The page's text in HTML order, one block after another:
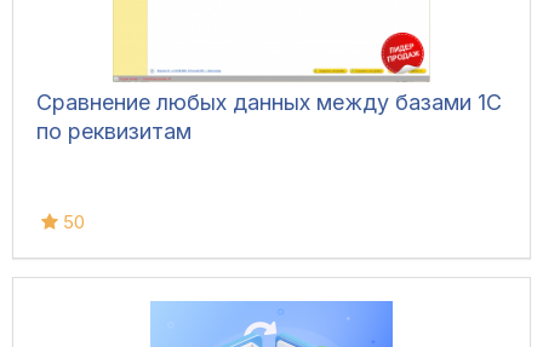
Сравнение любых данных между базами 1С
по реквизитам
50